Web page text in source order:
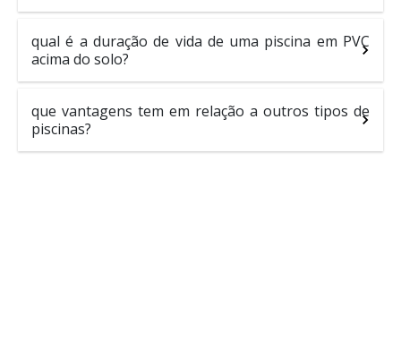
qual é a duração de vida de uma piscina em PVC
acima do solo?
que vantagens tem em relação a outros tipos de
piscinas?